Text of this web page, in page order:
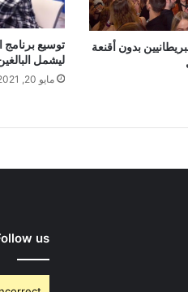
بدون أقنعة
توسيع برنامج
ليشمل البالغين
مايو 20, 2021
us